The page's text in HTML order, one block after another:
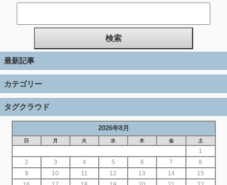
最新記事
カテゴリー
タグクラウド
2026年8月
日 月 火 水 木 金 土
1
2
3 4 5 6 7
8
9
10 11 12 13 14
15